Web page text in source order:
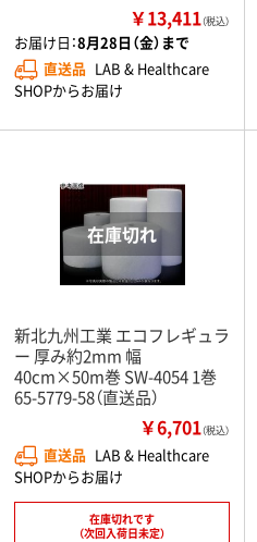
￥13,411（税込）
お届け日：8月28日（金）まで
直送品 LAB & Healthcare
SHOPからお届け
新北九州工業 エコフレギュラ
ー 厚み約2mm 幅
40cm×50m巻 SW-4054 1巻
65-5779-58（直送品）
￥6,701（税込）
直送品 LAB & Healthcare
SHOPからお届け
在庫切れです
（次回入荷日未定）